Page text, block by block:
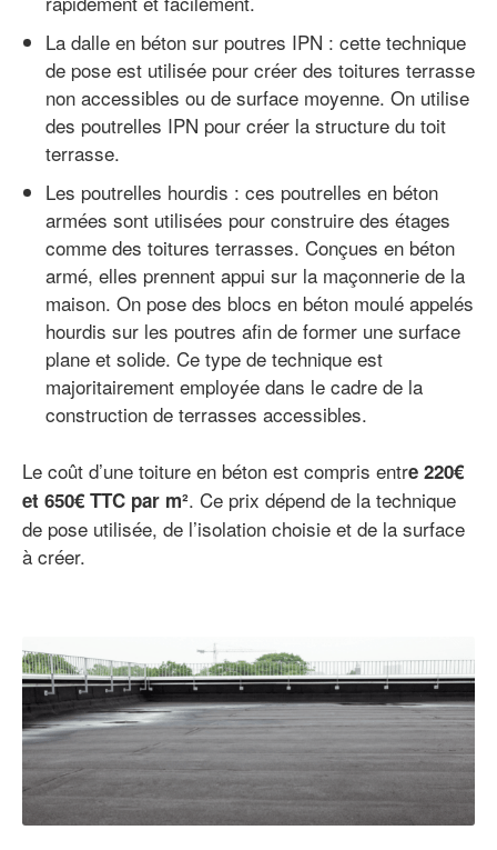
La dalle en béton sur poutres IPN : cette technique
de pose est utilisée pour créer des toitures terrasse
non accessibles ou de surface moyenne. On utilise
des poutrelles IPN pour créer la structure du toit
terrasse.
Les poutrelles hourdis : ces poutrelles en béton
armées sont utilisées pour construire des étages
comme des toitures terrasses. Conçues en béton
armé, elles prennent appui sur la maçonnerie de la
maison. On pose des blocs en béton moulé appelés
hourdis sur les poutres afin de former une surface
plane et solide. Ce type de technique est
majoritairement employée dans le cadre de la
construction de terrasses accessibles.
Le coût d’une toiture en béton est compris entre 220€
et 650€ TTC par m². Ce prix dépend de la technique
de pose utilisée, de l’isolation choisie et de la surface
à créer.